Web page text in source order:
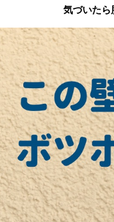
気づいたら